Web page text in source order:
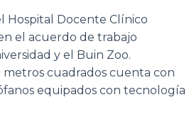
Hospital Docente Clínico
el acuerdo de trabajo
y el Buin Zoo.
cuadrados cuenta con
equipados con tecnología